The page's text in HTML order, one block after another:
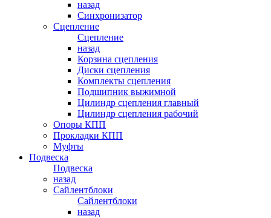
назад
Синхронизатор
Сцепление
Сцепление
назад
Корзина сцепления
Диски сцепления
Комплекты сцепления
Подшипник выжимной
Цилиндр сцепления главный
Цилиндр сцепления рабочий
Опоры КПП
Прокладки КПП
Муфты
Подвеска
Подвеска
назад
Сайлентблоки
Сайлентблоки
назад